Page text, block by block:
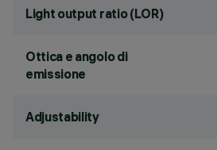
Light output ratio (LOR)
Ottica e angolo di
emissione
Adjustability